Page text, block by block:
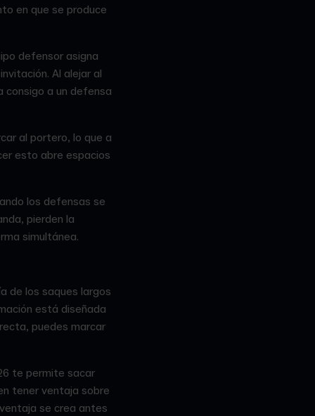
en que se produce
defensor asigna
Al alejar al
consigo a un defensa
al portero, lo que a
esto abre espacios
los defensas se
pierden la
simultánea.
de los saques largos
está diseñada
puedes marcar
te permite sacar
tener ventaja sobre
se crea antes